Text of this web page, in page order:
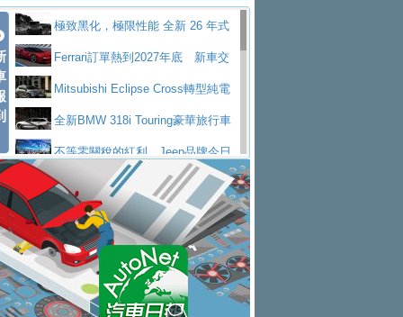
CKS SAKURA為品味獨具層峰買家打造的頂級座
駕，MAZDA CX-90 33T AWD Premium Ca
ptain Seat
EV
技的座駕! Ford Territory中型油電休旅
SO Super Great今日在台登場，結合先進安
全輔助科技
ntis四品牌經銷權，全新多品牌旗艦展示中
心開幕啟用
屏東特搜大隊再添新利器 SITRAK
救助器材車買氣不衰、SUZUKI經銷商勇於開啟
全新大店，新北都鈴木占地500坪土城旗艦
展示中心開幕
2025第七屆ISUZU運轉職人挑戰賽
熱血登場 展現極致車技與專業職人精神
H2GP世界總決賽圓滿落幕 台灣團
隊表現精彩淨零減碳指標性應用 純電動水泥預
極致黑化，極限性能 全新 26 年式
DEFENDER OCTA BLACK 限量登台
Ferrari訂單熱到2027年底 新車交
付至少得等一年以上
Mitsubishi Eclipse Cross轉型純電
休旅 87kWh電池續航超過600公里
全新BMW 318i Touring豪華旅行車
全台限量200台 進化現型
不等零關稅的紅利，Jeep品牌今日
起展開首批車交車
Volvo EX60 即將叩關，靜肅性、底
盤與數位介面搶先揭露
Audi Q9 將於 2026 年底上市 旗艦
大型 SUV 鎖定七人座豪華市場
BMW攜手漫威電影【蜘蛛人：重生
日】 Skoda 發表全新 Peaq 內裝：七人
座純電旗艦 SUV，行李廂最大可達 935 公
全新純電 Mercedes-Benz C 400 4